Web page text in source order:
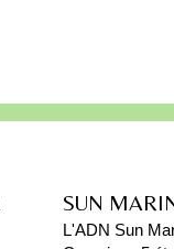
SUN
L'ADN Sun